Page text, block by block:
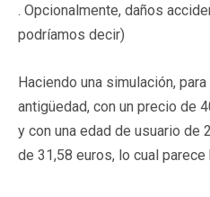
. Opcionalmente, daños
podríamos decir)
Haciendo una simulación,
antigüedad, con un precio de
y con una edad de usuario de
de 31,58 euros, lo cual